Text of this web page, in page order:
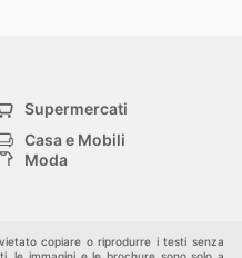
Supermercati
Casa e Mobili
Moda
copiare o riprodurre i testi senza